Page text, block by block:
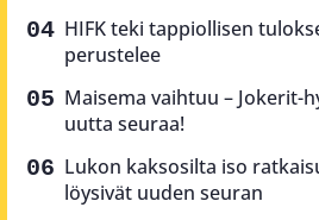
HIFK teki tappiollisen
perustelee
Maisema vaihtuu – Jokerit-
uutta seuraa!
Lukon kaksosilta iso
löysivät uuden seuran